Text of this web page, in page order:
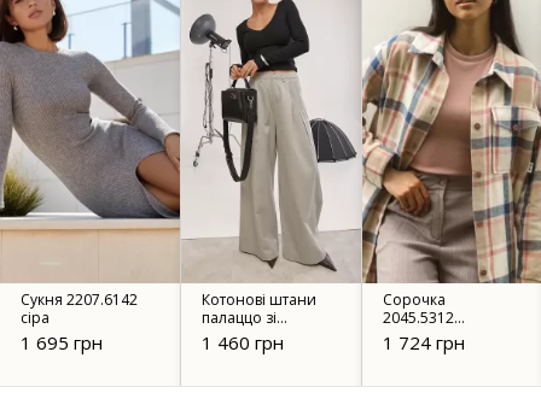
Сукня 2207.6142
сіра
1 695 грн
Котонові штани
палаццо зі
складками 25088
сірі
1 460 грн
Сорочка
2045.5312
блакитний з
рожевим
1 724 грн